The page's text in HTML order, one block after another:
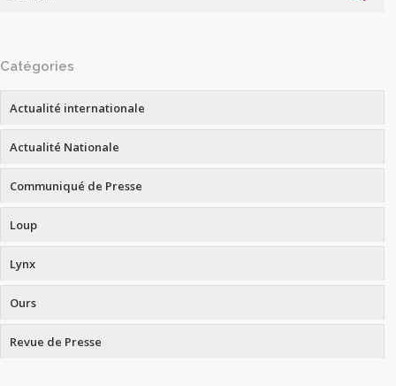
Catégories
Actualité internationale
Actualité Nationale
Communiqué de Presse
Loup
Lynx
Ours
Revue de Presse